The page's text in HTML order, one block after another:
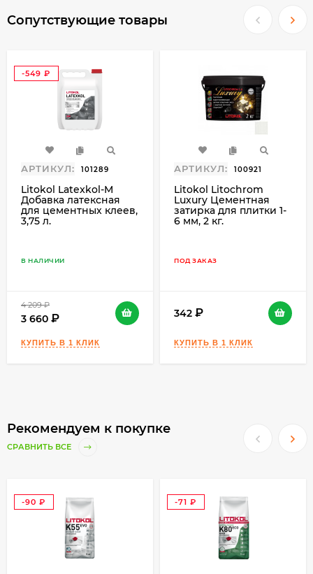
Сопутствующие товары
-549
АРТИКУЛ: 101289
Litokol Latexkol-M
Добавка латексная
для цементных клеев,
3,75 л.
В НАЛИЧИИ
4 209
3 660
АРТИКУЛ: 100921
Litokol Litochrom
Luxury Цементная
затирка для плитки 1-
6 мм, 2 кг.
ПОД ЗАКАЗ
342
Рекомендуем к покупке
СРАВНИТЬ ВСЕ
-90
-71